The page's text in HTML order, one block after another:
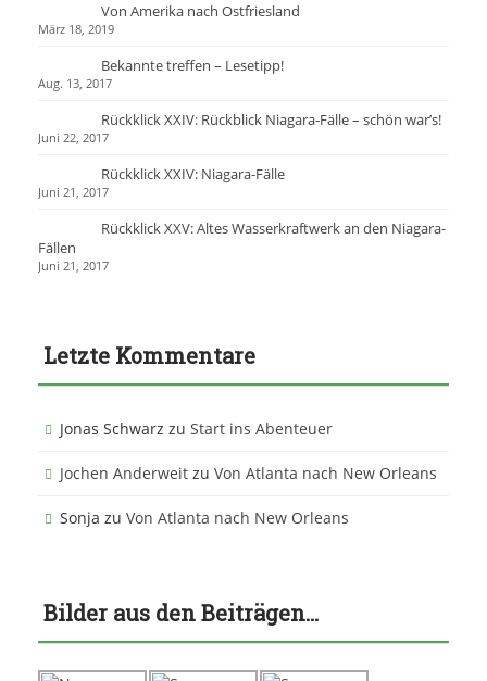
h
Von Amerika nach Ostfriesland
März 18, 2019
Bekannte treffen – Lesetipp!
Aug. 13, 2017
Rückklick XXIV: Rückblick Niagara-Fälle – schön war’s!
Juni 22, 2017
Rückklick XXIV: Niagara-Fälle
Juni 21, 2017
Rückklick XXV: Altes Wasserkraftwerk an den Niagara-
Fällen
Juni 21, 2017
Letzte Kommentare
Jonas Schwarz zu Start ins Abenteuer
Jochen Anderweit zu Von Atlanta nach New Orleans
Sonja zu Von Atlanta nach New Orleans
Bilder aus den Beiträgen…